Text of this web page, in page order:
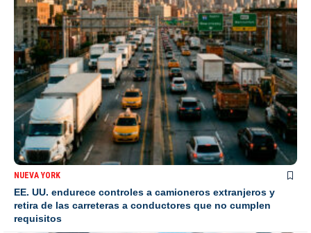
NUEVA YORK
EE. UU. endurece controles a camioneros extranjeros y
retira de las carreteras a conductores que no cumplen
requisitos